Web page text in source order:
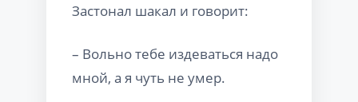
Застонал шакал и говорит:
– Вольно тебе издеваться надо
мной, а я чуть не умер.